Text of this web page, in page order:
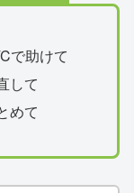
で助けて
して
めて